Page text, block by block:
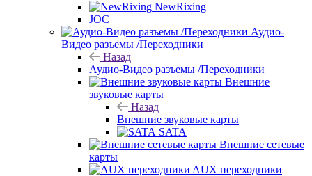
NewRixing
JOC
Аудио-
Видео разъемы /Переходники
Назад
Аудио-Видео разъемы /Переходники
Внешние
звуковые карты
Назад
Внешние звуковые карты
SATA
Внешние сетевые
карты
AUX переходники